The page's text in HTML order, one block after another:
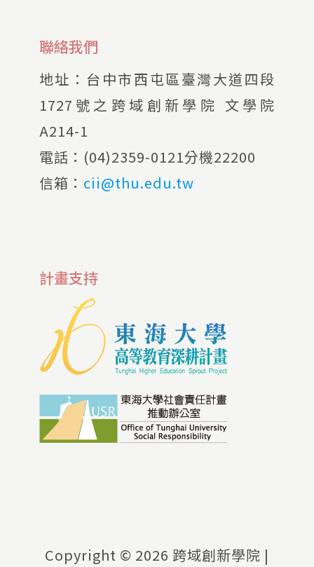
聯絡我們
地址： 台中市西屯區臺灣大道四段
1727號之跨域創新學院 文學院
A214-1
電話： (04)2359-0121分機22200
信箱： cii@thu.edu.tw
計畫支持
Copyright © 2026 跨域創新學院 |